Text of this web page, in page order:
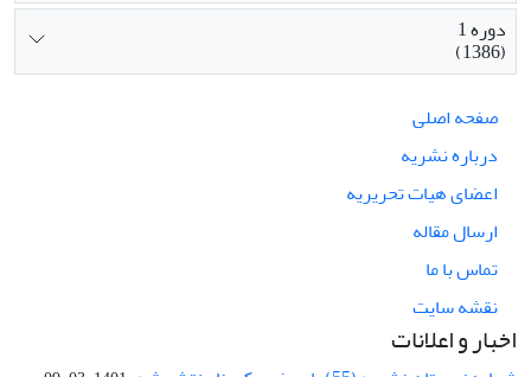
دوره 1
(1386)
صفحه اصلی
درباره نشریه
اعضای هیات تحریریه
ارسال مقاله
تماس با ما
نقشه سایت
اخبار و اعلانات